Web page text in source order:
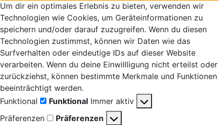
Um dir ein optimales Erlebnis zu bieten, verwenden wir
Technologien wie Cookies, um Geräteinformationen zu
speichern und/oder darauf zuzugreifen. Wenn du diesen
Technologien zustimmst, können wir Daten wie das
Surfverhalten oder eindeutige IDs auf dieser Website
verarbeiten. Wenn du deine Einwillligung nicht erteilst oder
zurückziehst, können bestimmte Merkmale und Funktionen
beeinträchtigt werden.
Funktional
Funktional Immer aktiv
Präferenzen
Präferenzen